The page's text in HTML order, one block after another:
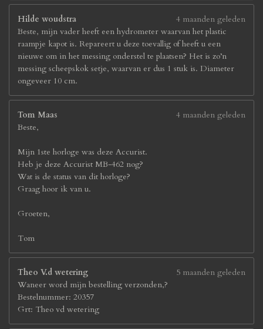
Hilde woudstra
4 maanden geleden
Beste, mijn vader heeft een hydrometer waarvan het plastic
raampje kapot is. Repareert u deze toevallig of heeft u een
nieuwe om in het messing onderstel te plaatsen? Het is zo’n
messing scheepskok setje, waarvan er dus 1 stuk is. Diameter
ongeveer 10 cm.
Tom Maas
4 maanden geleden
Beste,
Mijn 1ste horloge was deze Accurist.
Heb je deze Accurist MB-462 nog?
Wat is de status van dit horloge?
Graag hoor ik van u.
Groeten,
Tom
Theo V.d wetering
5 maanden geleden
Waneer word mijn bestelling verzonden,?
Bestelnummer: 20357
Grt: Theo vd wetering